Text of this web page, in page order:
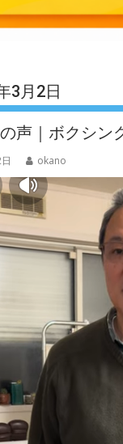
3月2日
声｜ボクシン
okano